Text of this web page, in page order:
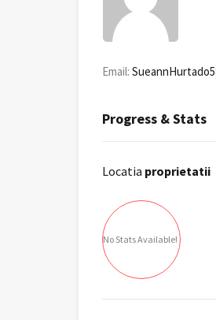
Email:
Progress & Stats
Locatia proprietatii
No Stats Available!